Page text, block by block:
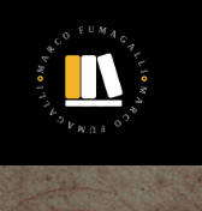
contenuto